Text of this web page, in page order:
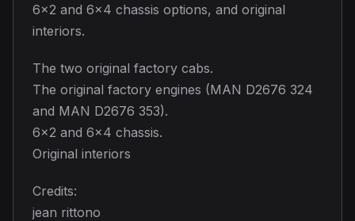
6×2 and 6×4 chassis options, and original
interiors.
The two original factory cabs.
The original factory engines (MAN D2676 324
and MAN D2676 353).
6×2 and 6×4 chassis.
Original interiors
Credits:
jean rittono